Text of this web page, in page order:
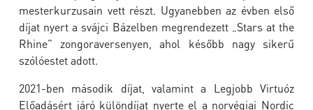
mesterkurzusain vett részt. Ugyanebben az évben első
díjat nyert a svájci Bázelben megrendezett „Stars at the
Rhine” zongoraversenyen, ahol később nagy sikerű
szólóestet adott.
2021-ben második díjat, valamint a Legjobb Virtuóz
Előadásért járó különdíjat nyerte el a norvégiai Nordic